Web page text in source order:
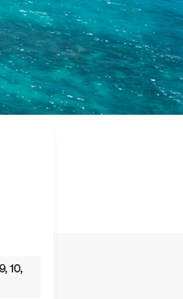
10,